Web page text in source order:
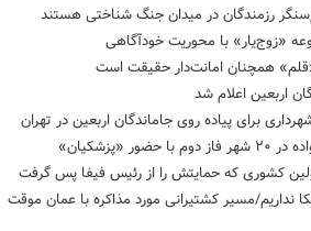
رزمندگان در میدان جنگ شناختی هستند
«زوج‌یار» با محوریت خودآگاهی
همچنان امانت‌دار حقیقت است
اربعین اعلام شد
برای پیاده روی جاماندگان اربعین در تهران
کشوری که حمایتش را از رئیس فیفا پس گرفت
نداریم/مسیر کشتیرانی مورد مذاکره با عمان موقت